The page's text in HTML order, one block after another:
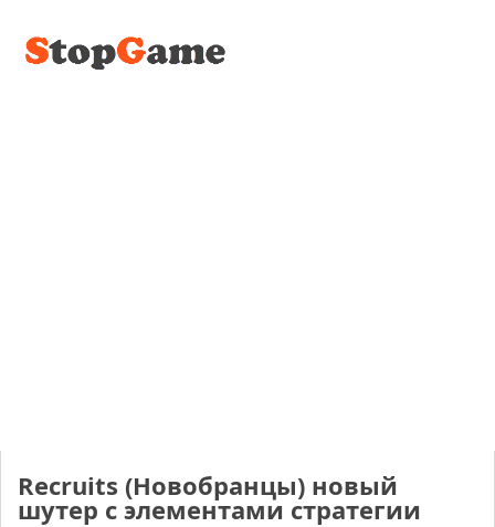
Recruits (Новобранцы) новый
шутер с элементами стратегии